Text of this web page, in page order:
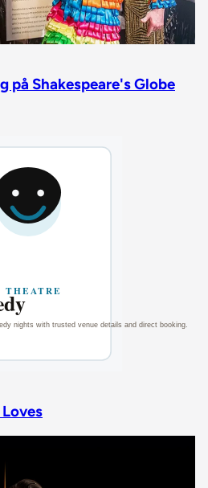
på Shakespeare's Globe